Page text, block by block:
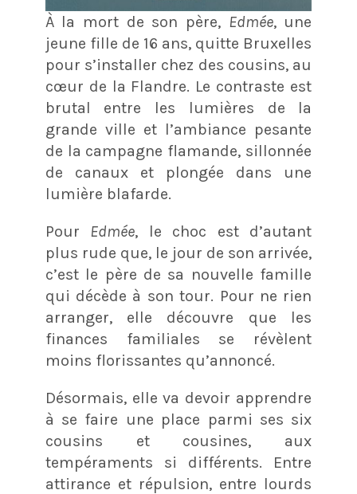
À la mort de son père, Edmée, une
jeune fille de 16 ans, quitte Bruxelles
pour s’installer chez des cousins, au
cœur de la Flandre. Le contraste est
brutal entre les lumières de la
grande ville et l’ambiance pesante
de la campagne flamande, sillonnée
de canaux et plongée dans une
lumière blafarde.
Pour Edmée, le choc est d’autant
plus rude que, le jour de son arrivée,
c’est le père de sa nouvelle famille
qui décède à son tour. Pour ne rien
arranger, elle découvre que les
finances familiales se révèlent
moins florissantes qu’annoncé.
Désormais, elle va devoir apprendre
à se faire une place parmi ses six
cousins et cousines, aux
tempéraments si différents. Entre
attirance et répulsion, entre lourds